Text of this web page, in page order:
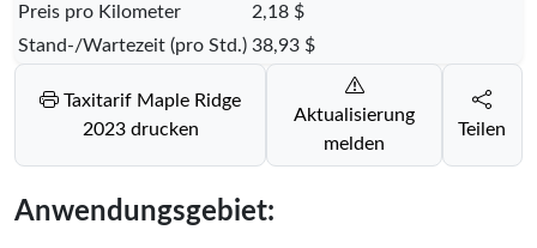
Preis pro Kilometer
2,18 $
Stand-/Wartezeit (pro Std.) 38,93 $
Taxitarif Maple Ridge
2023 drucken
Aktualisierung
melden
Teilen
Anwendungsgebiet: